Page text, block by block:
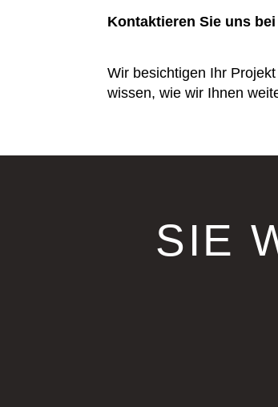
Kontaktieren Sie uns bei
Wir besichtigen Ihr
wissen, wie wir Ihnen
SIE